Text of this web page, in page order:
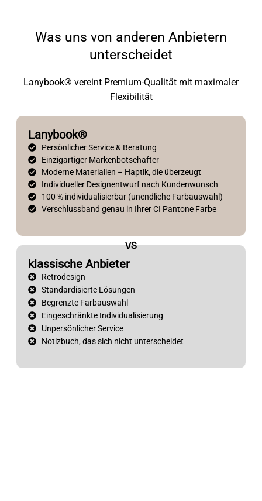
Was uns von anderen Anbietern
unterscheidet
Lanybook® vereint Premium-Qualität mit maximaler
Flexibilität
klassische Anbieter
Retrodesign
Standardisierte Lösungen
Begrenzte Farbauswahl
Eingeschränkte Individualisierung
Unpersönlicher Service
Notizbuch, das sich nicht unterscheidet
VS
Lanybook®
Persönlicher Service & Beratung
Einzigartiger Markenbotschafter
Moderne Materialien – Haptik, die überzeugt
Individueller Designentwurf nach Kundenwunsch
100 % individualisierbar (unendliche Farbauswahl)
Verschlussband genau in Ihrer CI Pantone Farbe